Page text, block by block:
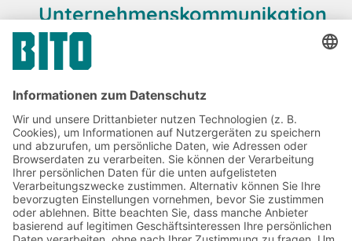
Unternehmenskommunikation
& Presse
Jetzt beim BITO Newsletter
anmelden:
Lager- & Logistiknews
Exklusive Rabatte